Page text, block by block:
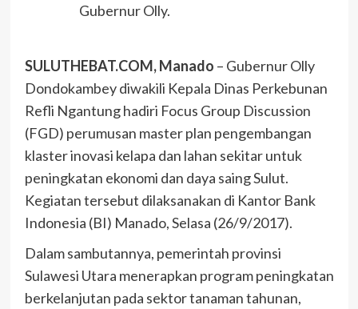
Gubernur Olly.
SULUTHEBAT.COM, Manado – Gubernur Olly
Dondokambey diwakili Kepala Dinas Perkebunan
Refli Ngantung hadiri Focus Group Discussion
(FGD) perumusan master plan pengembangan
klaster inovasi kelapa dan lahan sekitar untuk
peningkatan ekonomi dan daya saing Sulut.
Kegiatan tersebut dilaksanakan di Kantor Bank
Indonesia (BI) Manado, Selasa (26/9/2017).
Dalam sambutannya, pemerintah provinsi
Sulawesi Utara menerapkan program peningkatan
berkelanjutan pada sektor tanaman tahunan,